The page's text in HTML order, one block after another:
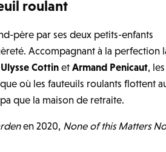
roulant
père par ses deux petits-enfants
Accompagnant à la perfection
Ulysse Cottin etArmand Penicaut, les
où les fauteuils roulants flottent
que la maison de retraite.
en 2020, None of this Matters